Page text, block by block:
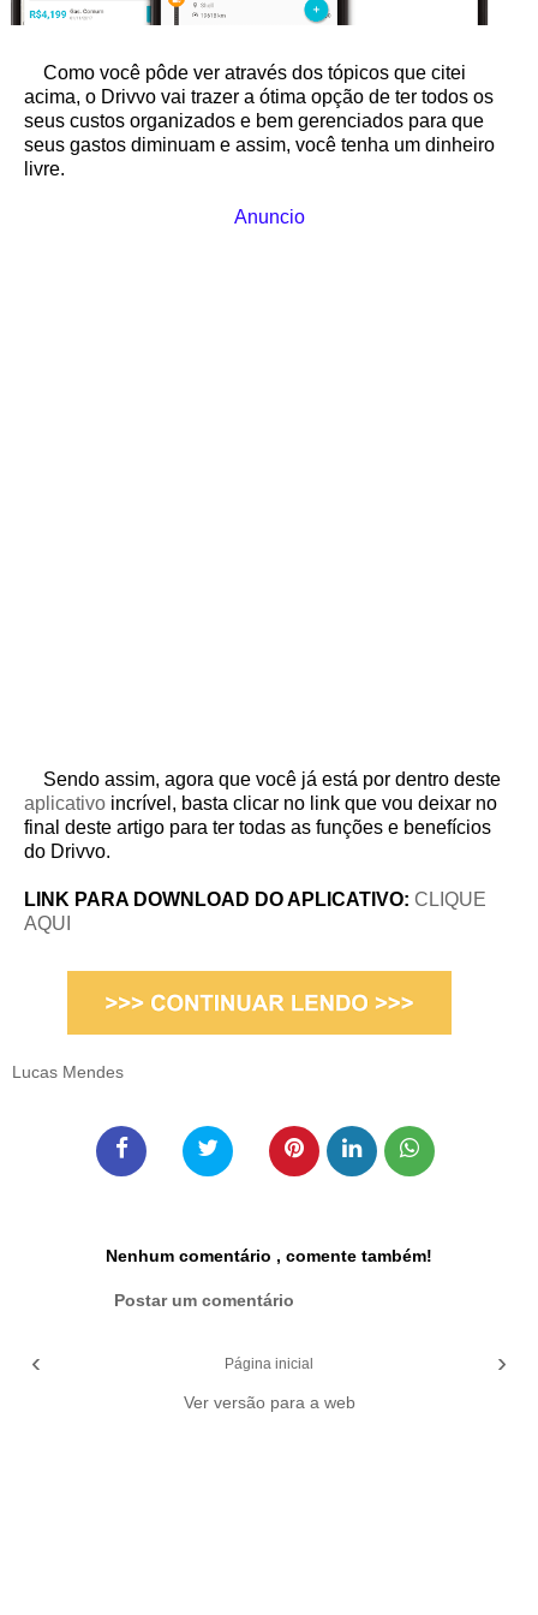
Como você pôde ver através dos tópicos que citei
acima, o Drivvo vai trazer a ótima opção de ter todos os
seus custos organizados e bem gerenciados para que
seus gastos diminuam e assim, você tenha um dinheiro
livre.
Anuncio
Sendo assim, agora que você já está por dentro deste
aplicativo incrível, basta clicar no link que vou deixar no
final deste artigo para ter todas as funções e benefícios
do Drivvo.
LINK PARA DOWNLOAD DO APLICATIVO: CLIQUE
AQUI
Lucas Mendes
Nenhum comentário , comente também!
Postar um comentário
‹ ›
Página inicial
Ver versão para a web